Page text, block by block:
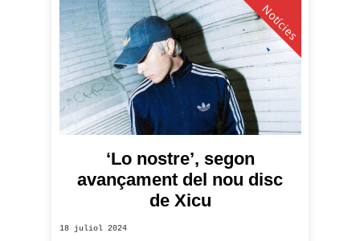
Notícies
Foto: Delirics‘Lo nostre’, segon
avançament del nou disc
de Xicu
18 juliol 2024